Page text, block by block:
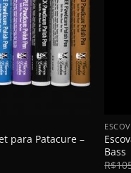
para Patacure –
Bass
R$